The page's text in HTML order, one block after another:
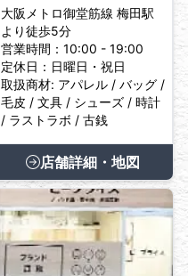
大阪メトロ御堂筋線 梅田駅
より徒歩5分
営業時間：10:00 - 19:00
定休日：日曜日・祝日
取扱商材: アパレル / バッグ /
毛皮 / 文具 / シューズ / 時計
/ ラストラボ / 古銭
店舗詳細・地図